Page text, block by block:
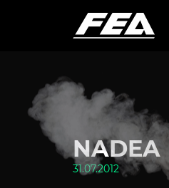
NADEA
31.07.2012